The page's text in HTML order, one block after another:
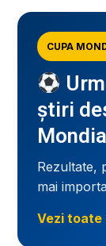
CUPA
știri
Rezultate,
mai
Vezi